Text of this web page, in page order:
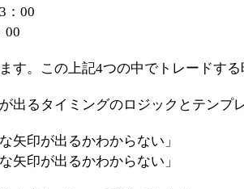
：00
00
す。この上記4つの中でトレードす
出るタイミングのロジックとテンプ
矢印が出るかわからない」
矢印が出るかわからない」